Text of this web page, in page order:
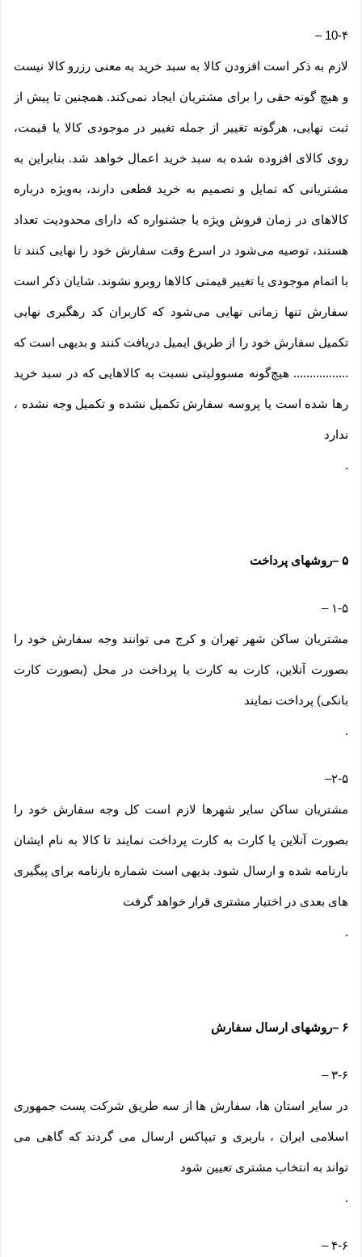
10-۴ –
لازم به ذکر است افزودن کالا به سبد خرید به معنی رزرو کالا نیست
و هیچ گونه حقی را برای مشتریان ایجاد نمی‌کند. همچنین تا پیش از
ثبت نهایی، هرگونه تغییر از جمله تغییر در موجودی کالا یا قیمت،
روی کالای افزوده شده به سبد خرید اعمال خواهد شد. بنابراین به
مشتریانی که تمایل و تصمیم به خرید قطعی دارند، به‌ویژه درباره
کالاهای در زمان فروش ویژه یا جشنواره که دارای محدودیت تعداد
هستند، توصیه می‌شود در اسرع وقت سفارش خود را نهایی کنند تا
با اتمام موجودی یا تغییر قیمتی کالاها روبرو نشوند. شایان ذکر است
سفارش تنها زمانی نهایی می‌شود که کاربران کد رهگیری نهایی
تکمیل سفارش خود را از طریق ایمیل دریافت کنند و بدیهی است که
................. هیچ‌گونه مسوولیتی نسبت به کالاهایی که در سبد خرید
رها شده است یا پروسه سفارش تکمیل نشده و تکمیل وجه نشده ،
ندارد
.
۵ –روشهای پرداخت
۱-۵ –
مشتریان ساکن شهر تهران و کرج می توانند وجه سفارش خود را
بصورت آنلاین، کارت به کارت یا پرداخت در محل (بصورت کارت
بانکی) پرداخت نمایند
.
۲-۵–
مشتریان ساکن سایر شهرها لازم است کل وجه سفارش خود را
بصورت آنلاین یا کارت به کارت پرداخت نمایند تا کالا به نام ایشان
بارنامه شده و ارسال شود. بدیهی است شماره بارنامه برای پیگیری
های بعدی در اختیار مشتری قرار خواهد گرفت
.
۶ –روشهای ارسال سفارش
۳-۶–
در سایر استان ها، سفارش ها از سه طریق شرکت پست جمهوری
اسلامی ایران ، باربری و تیپاکس ارسال می گردند که گاهی می
تواند به انتخاب مشتری تعیین شود
.
۴-۶–